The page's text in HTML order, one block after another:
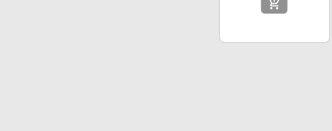
add_shopping_cart